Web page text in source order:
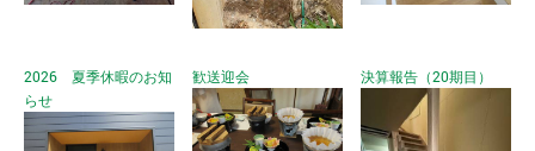
2026 夏季休暇のお知
らせ
歓送迎会 決算報告（20期目）